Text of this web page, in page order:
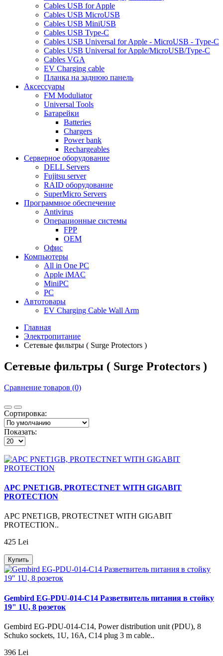
Cables USB for Apple
Cables USB MicroUSB
Cables USB MiniUSB
Cables USB Type-C
Cables USB Universal for Apple - MicroUSB - Type-C
Cables USB Universal for Apple/MicroUSB/Type-C
Cables VGA
EV Charging cable
Планка на заднюю панель
Аксессуары
FM Moduliator
Universal Tools
Батарейки
Batteries
Chargers
Power bank
Rechargeables
Серверное оборудование
DELL Servers
Fujitsu server
RAID оборудование
SuperMicro Servers
Программное обеспечение
Antivirus
Операционные системы
FPP
OEM
Офис
Компьютеры
All in One PC
Apple iMAC
MiniPC
PC
Автотовары
EV Charging Cable Wall Arm
Главная
Электропитание
Сетевые фильтры ( Surge Protectors )
Сетевые фильтры ( Surge Protectors )
Сравнение товаров (0)
Сортировка:
Показать:
APC PNET1GB, PROTECTNET WITH GIGABIT
PROTECTION
APC PNET1GB, PROTECTNET WITH GIGABIT
PROTECTION..
425 Lei
Купить
Gembird EG-PDU-014-C14 Разветвитель питания в стойку
19" 1U, 8 розеток
Gembird EG-PDU-014-C14, Power distribution unit (PDU), 8
Schuko sockets, 1U, 16A, C14 plug 3 m cable..
396 Lei